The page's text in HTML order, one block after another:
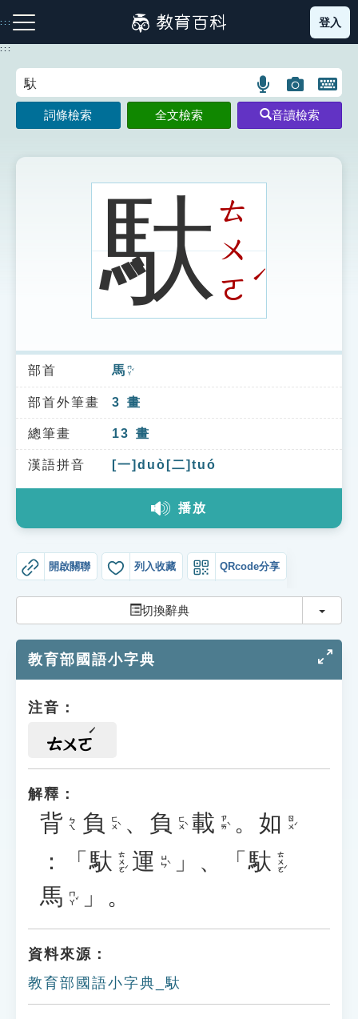
到
主
:::
注音索引圖示 筆畫索引圖示 部首索引表圖示
索引選單
知識索引
單字索引
生命大百科索引
教學應用
貓頭鷹博士
登入
:::
語
言
搜
示
圖
片
搜
開
鍵
圖
詞條檢索 全文檢索 音讀檢索
馱ㄊ
ㄨ
ㄛ
ˊ
部首 馬 ㄇㄚˇ
部首外筆畫 3 畫
總筆畫 13 畫
漢語拼音 [一]duò[二]tuó
播放
開啟關聯 列入收藏 QRcode分享
切換辭典 切換
教育部國語小字典
注音：
ㄊㄨㄛ
解釋：
背 ㄅㄟ 負 ㄈㄨˋ 、 負 ㄈㄨˋ 載 ㄗㄞˋ 。 如 ㄖㄨˊ
：「馱 ㄊㄨㄛˊ 運 ㄩㄣˋ 」、「馱 ㄊㄨㄛˊ
馬 ㄇㄚˇ 」。
資料來源：
教育部國語小字典_馱